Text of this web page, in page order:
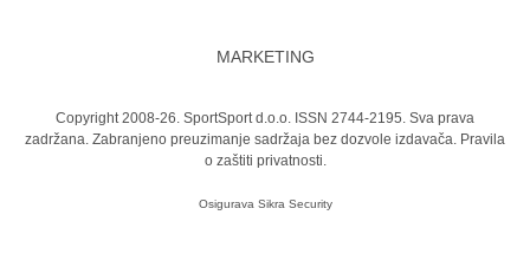
MARKETING
Copyright 2008-26. SportSport d.o.o. ISSN 2744-2195. Sva prava
zadržana. Zabranjeno preuzimanje sadržaja bez dozvole izdavača. Pravila
o zaštiti privatnosti.
Osigurava Sikra Security